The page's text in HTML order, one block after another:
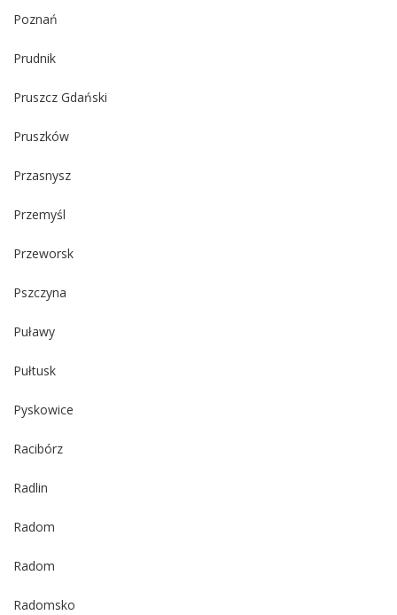
Poznań
Prudnik
Pruszcz Gdański
Pruszków
Przasnysz
Przemyśl
Przeworsk
Pszczyna
Puławy
Pułtusk
Pyskowice
Racibórz
Radlin
Radom
Radom
Radomsko